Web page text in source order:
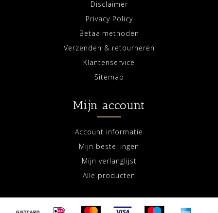
Disclaimer
Privacy Policy
Betaalmethoden
Verzenden & retourneren
Klantenservice
Sitemap
Mijn account
Account informatie
Mijn bestellingen
Mijn verlanglijst
Alle producten